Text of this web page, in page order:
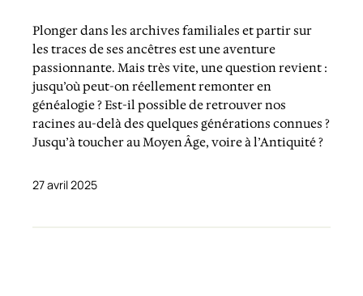
Plonger dans les archives familiales et partir sur
les traces de ses ancêtres est une aventure
passionnante. Mais très vite, une question revient :
jusqu’où peut-on réellement remonter en
généalogie ? Est-il possible de retrouver nos
racines au-delà des quelques générations connues ?
Jusqu’à toucher au Moyen Âge, voire à l’Antiquité ?
27 avril 2025